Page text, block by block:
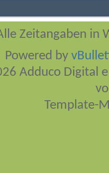
Zeitangaben in
Powered by
Adduco Digital
Template-